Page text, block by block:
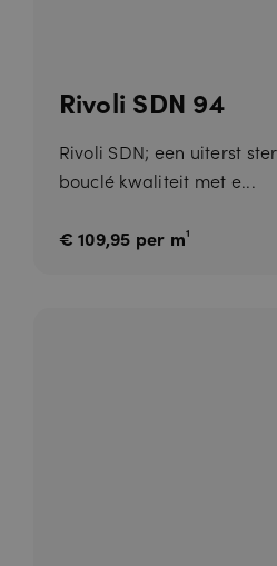
Rivoli SDN 94
Rivoli SDN; een uiterst
bouclé kwaliteit met e...
€ 109,95 per m¹